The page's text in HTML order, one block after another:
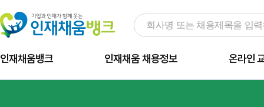
인재채움뱅크 인재채움 채용정보 온라인